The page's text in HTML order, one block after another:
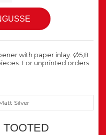
with paper inlay. Ø5,8
For unprinted orders
Silver